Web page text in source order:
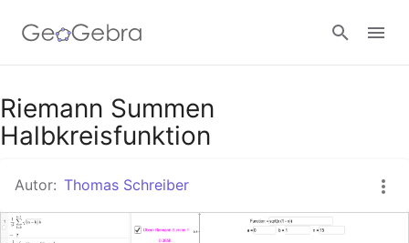
Google Classroom
Anmelden
Riemann Summen
Halbkreisfunktion
Autor: Thomas Schreiber